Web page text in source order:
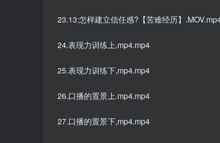
23.13:怎样建立信任感?【苦难经历】
24.表现力训练上,mp4.mp4
25.表现力训练下,mp4.mp4
26.口播的置景上.mp4.mp4
27.口播的置景下,mp4.mp4